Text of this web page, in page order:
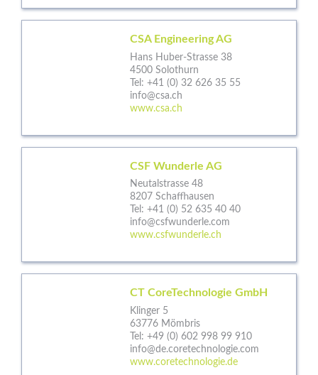
CSA Engineering AG
Hans Huber-Strasse 38
4500 Solothurn
Tel: +41 (0) 32 626 35 55
info@csa.ch
www.csa.ch
CSF Wunderle AG
Neutalstrasse 48
8207 Schaffhausen
Tel: +41 (0) 52 635 40 40
info@csfwunderle.com
www.csfwunderle.ch
CT CoreTechnologie GmbH
Klinger 5
63776 Mömbris
Tel: +49 (0) 602 998 99 910
info@de.coretechnologie.com
www.coretechnologie.de